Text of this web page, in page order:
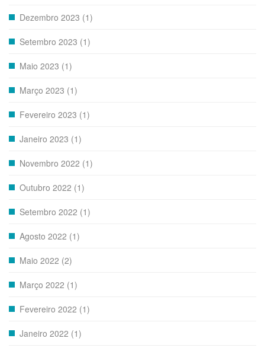
Dezembro 2023 (1)
Setembro 2023 (1)
Maio 2023 (1)
Março 2023 (1)
Fevereiro 2023 (1)
Janeiro 2023 (1)
Novembro 2022 (1)
Outubro 2022 (1)
Setembro 2022 (1)
Agosto 2022 (1)
Maio 2022 (2)
Março 2022 (1)
Fevereiro 2022 (1)
Janeiro 2022 (1)